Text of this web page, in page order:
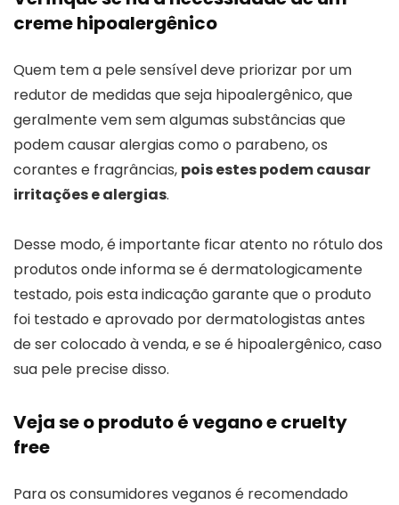
creme hipoalergênico
Quem tem a pele sensível deve priorizar por um
redutor de medidas que seja hipoalergênico, que
geralmente vem sem algumas substâncias que
podem causar alergias como o parabeno, os
corantes e fragrâncias, pois estes podem causar
irritações e alergias.
Desse modo, é importante ficar atento no rótulo dos
produtos onde informa se é dermatologicamente
testado, pois esta indicação garante que o produto
foi testado e aprovado por dermatologistas antes
de ser colocado à venda, e se é hipoalergênico, caso
sua pele precise disso.
Veja se o produto é vegano e cruelty
free
Para os consumidores veganos é recomendado